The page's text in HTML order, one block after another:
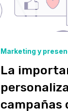
Marketing y
La
campañas